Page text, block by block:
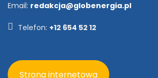
Email: redakcja@globenergia.pl
Telefon: +12 654 52 12
Strona internetowa